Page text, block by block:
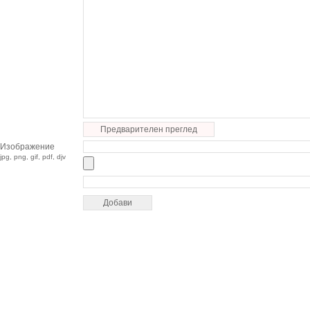
Предварителен преглед
Изображение
jpg, png, gif, pdf, djv